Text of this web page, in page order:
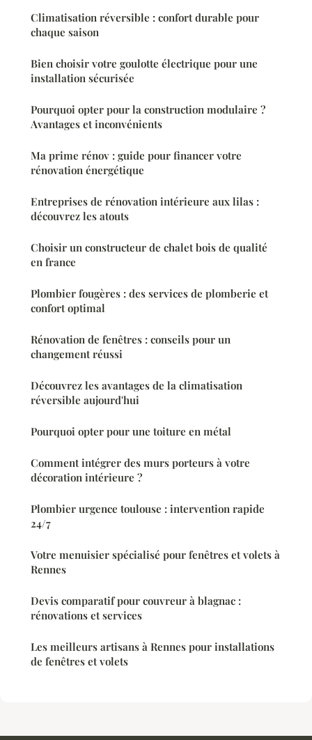
Climatisation réversible : confort durable pour
chaque saison
Bien choisir votre goulotte électrique pour une
installation sécurisée
Pourquoi opter pour la construction modulaire ?
Avantages et inconvénients
Ma prime rénov : guide pour financer votre
rénovation énergétique
Entreprises de rénovation intérieure aux lilas :
découvrez les atouts
Choisir un constructeur de chalet bois de qualité
en france
Plombier fougères : des services de plomberie et
confort optimal
Rénovation de fenêtres : conseils pour un
changement réussi
Découvrez les avantages de la climatisation
réversible aujourd'hui
Pourquoi opter pour une toiture en métal
Comment intégrer des murs porteurs à votre
décoration intérieure ?
Plombier urgence toulouse : intervention rapide
24/7
Votre menuisier spécialisé pour fenêtres et volets à
Rennes
Devis comparatif pour couvreur à blagnac :
rénovations et services
Les meilleurs artisans à Rennes pour installations
de fenêtres et volets